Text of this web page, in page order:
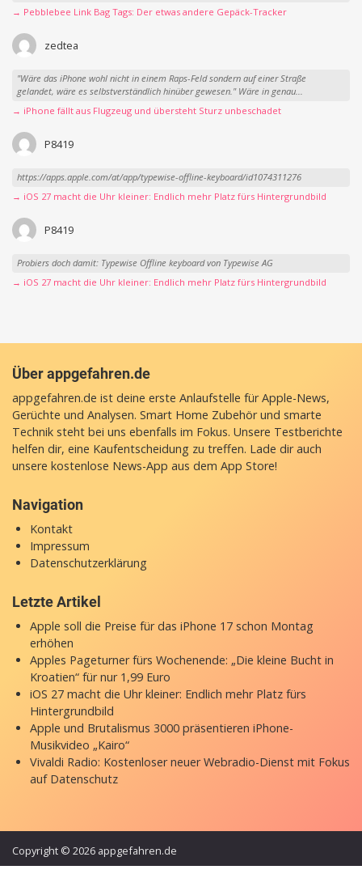
→ Pebblebee Link Bag Tags: Der etwas andere Gepäck-Tracker
zedtea
"Wäre das iPhone wohl nicht in einem Raps-Feld sondern auf einer Straße
gelandet, wäre es selbstverständlich hinüber gewesen." Wäre in genau...
→ iPhone fällt aus Flugzeug und übersteht Sturz unbeschadet
P8419
https://apps.apple.com/at/app/typewise-offline-keyboard/id1074311276
→ iOS 27 macht die Uhr kleiner: Endlich mehr Platz fürs Hintergrundbild
P8419
Probiers doch damit: Typewise Offline keyboard von Typewise AG
→ iOS 27 macht die Uhr kleiner: Endlich mehr Platz fürs Hintergrundbild
Über appgefahren.de
appgefahren.de ist deine erste Anlaufstelle für Apple-News,
Gerüchte und Analysen. Smart Home Zubehör und smarte
Technik steht bei uns ebenfalls im Fokus. Unsere Testberichte
helfen dir, eine Kaufentscheidung zu treffen. Lade dir auch
unsere kostenlose News-App aus dem App Store!
Navigation
Kontakt
Impressum
Datenschutzerklärung
Letzte Artikel
Apple soll die Preise für das iPhone 17 schon Montag
erhöhen
Apples Pageturner fürs Wochenende: „Die kleine Bucht in
Kroatien“ für nur 1,99 Euro
iOS 27 macht die Uhr kleiner: Endlich mehr Platz fürs
Hintergrundbild
Apple und Brutalismus 3000 präsentieren iPhone-
Musikvideo „Kairo“
Vivaldi Radio: Kostenloser neuer Webradio-Dienst mit Fokus
auf Datenschutz
Copyright © 2026 appgefahren.de